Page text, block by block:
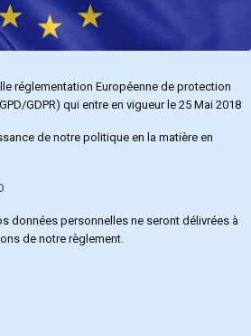
réglementation Européenne de protection
GDPR) qui entre en vigueur le 25 Mai 2018
de notre politique en la matière en
données personnelles ne seront délivrées à
de notre règlement.